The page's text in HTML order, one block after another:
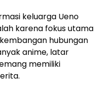
keluarga Ueno
karena fokus utama
hubungan
anime, latar
memiliki